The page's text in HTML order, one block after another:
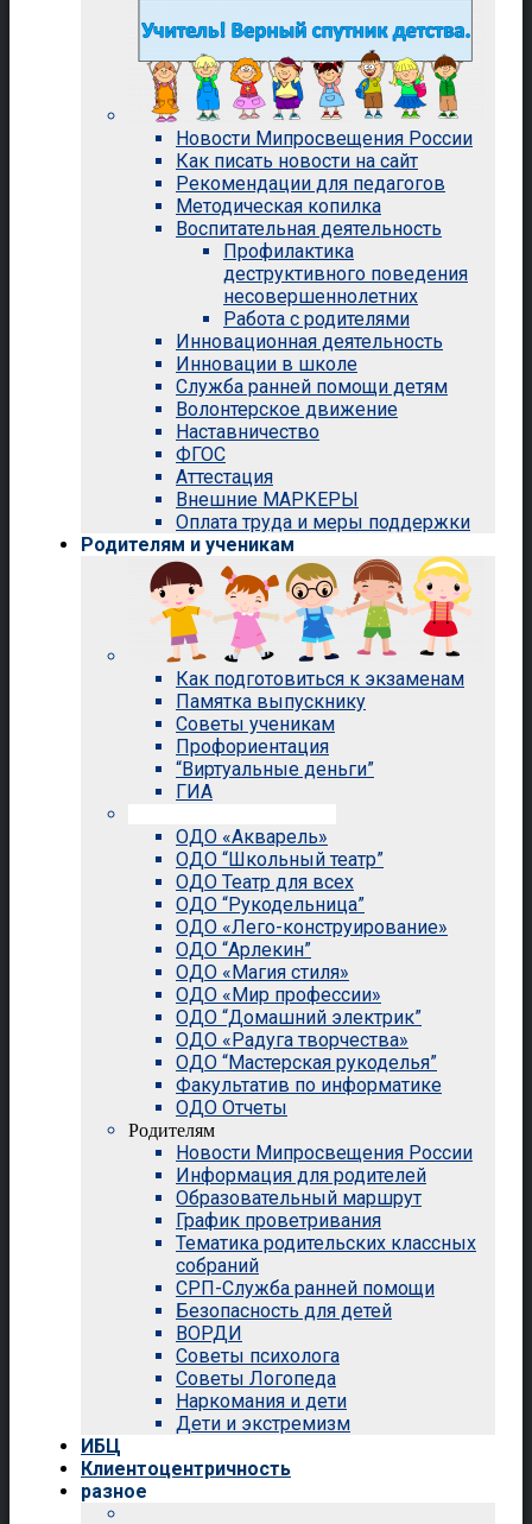
Новости Мипросвещения России
Как писать новости на сайт
Рекомендации для педагогов
Методическая копилка
Воспитательная деятельность
Профилактика
деструктивного поведения
несовершеннолетних
Работа с родителями
Инновационная деятельность
Инновации в школе
Служба ранней помощи детям
Волонтерское движение
Наставничество
ФГОС
Аттестация
Внешние МАРКЕРЫ
Оплата труда и меры поддержки
Родителям и ученикам
Как подготовиться к экзаменам
Памятка выпускнику
Советы ученикам
Профориентация
“Виртуальные деньги”
ГИА
ОДО «Акварель»
ОДО “Школьный театр”
ОДО Театр для всех
ОДО “Рукодельница”
ОДО «Лего-конструирование»
ОДО “Арлекин”
ОДО «Магия стиля»
ОДО «Мир профессии»
ОДО “Домашний электрик”
ОДО «Радуга творчества»
ОДО “Мастерская рукоделья”
Факультатив по информатике
ОДО Отчеты
Родителям
Новости Мипросвещения России
Информация для родителей
Образовательный маршрут
График проветривания
Тематика родительских классных
собраний
СРП-Служба ранней помощи
Безопасность для детей
ВОРДИ
Советы психолога
Советы Логопеда
Наркомания и дети
Дети и экстремизм
ИБЦ
Клиентоцентричность
разное